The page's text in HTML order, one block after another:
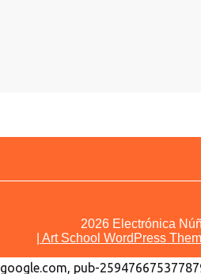
2026 Electrónica
| Art School WordPress
google.com, pub-